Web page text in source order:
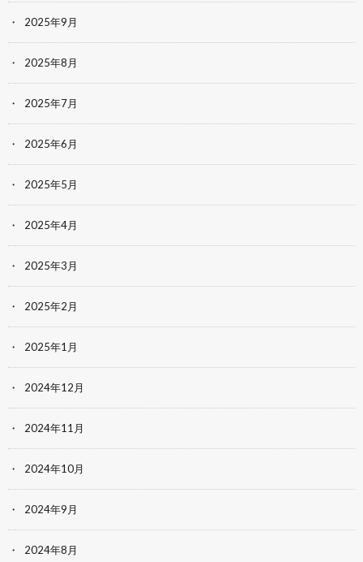
2025年9月
2025年8月
2025年7月
2025年6月
2025年5月
2025年4月
2025年3月
2025年2月
2025年1月
2024年12月
2024年11月
2024年10月
2024年9月
2024年8月